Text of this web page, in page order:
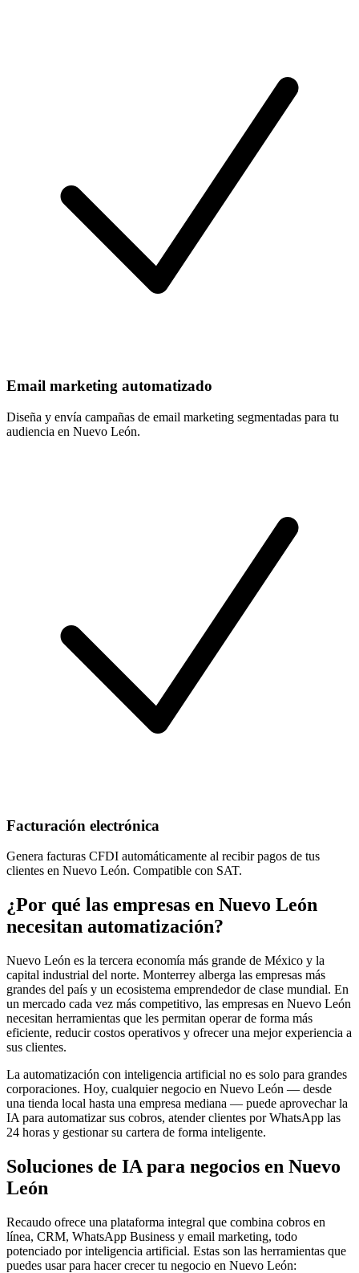
Email marketing automatizado
Diseña y envía campañas de email marketing segmentadas para tu
audiencia en Nuevo León.
Facturación electrónica
Genera facturas CFDI automáticamente al recibir pagos de tus
clientes en Nuevo León. Compatible con SAT.
¿Por qué las empresas en Nuevo León
necesitan automatización?
Nuevo León es la tercera economía más grande de México y la
capital industrial del norte. Monterrey alberga las empresas más
grandes del país y un ecosistema emprendedor de clase mundial. En
un mercado cada vez más competitivo, las empresas en Nuevo León
necesitan herramientas que les permitan operar de forma más
eficiente, reducir costos operativos y ofrecer una mejor experiencia a
sus clientes.
La automatización con inteligencia artificial no es solo para grandes
corporaciones. Hoy, cualquier negocio en Nuevo León — desde
una tienda local hasta una empresa mediana — puede aprovechar la
IA para automatizar sus cobros, atender clientes por WhatsApp las
24 horas y gestionar su cartera de forma inteligente.
Soluciones de IA para negocios en Nuevo
León
Recaudo ofrece una plataforma integral que combina cobros en
línea, CRM, WhatsApp Business y email marketing, todo
potenciado por inteligencia artificial. Estas son las herramientas que
puedes usar para hacer crecer tu negocio en Nuevo León: